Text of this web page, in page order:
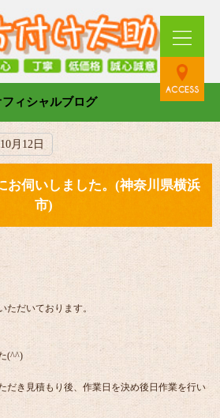
フィシャルブログ
月12日
お伺いしました。(神奈川県横浜
市)
だいております。
(^^)
だき見積もり後、作業日を決め後日作業を行い